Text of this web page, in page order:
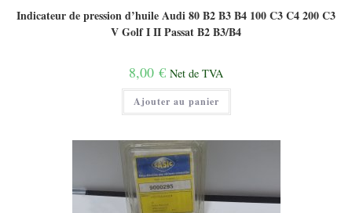
Indicateur de pression d’huile Audi 80 B2 B3 B4 100 C3 C4 200 C3
V Golf I II Passat B2 B3/B4
8,00 € Net de TVA
Ajouter au panier